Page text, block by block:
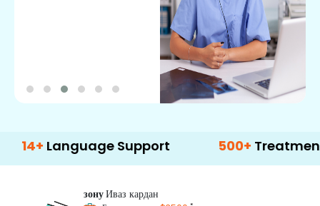
Support 500+ Treatment
зонуИваз кардан